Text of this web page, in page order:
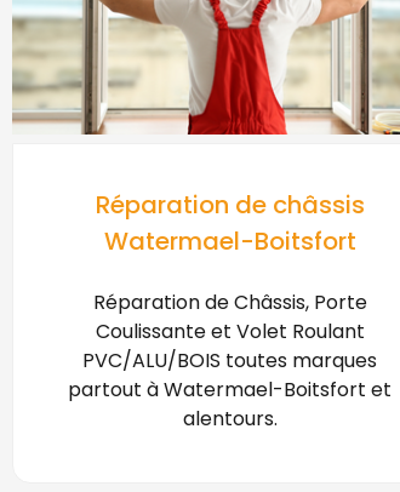
Réparation de châssis
Watermael-Boitsfort
Réparation de Châssis, Porte
Coulissante et Volet Roulant
PVC/ALU/BOIS toutes marques
partout à Watermael-Boitsfort et
alentours.